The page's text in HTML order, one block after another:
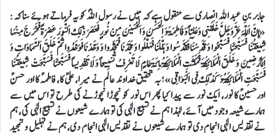
جابر بن عبد اللہ انصاری سے منقول ہے کہ میں نے رسول اللہؐ کو یہ فرماتے ہوئے سنا کہ:
«إِنَّ اَللَّهَ عَزَّ وَ جَلَّ خَلَقَنِي وَ عَلِيّاً وَ فَاطِمَةَ وَ اَلْحَسَنَ وَ اَلْحُسَيْنَ مِنْ نُورٍ فَعَصَرَ ذَلِكَ اَلنُّورَ عَصْرَةً فَخَرَجَ مِنْهَا
شِيعَتُنَا فَسَبَّحْنَا فَسَبَّحُوا وَ قَدَّسْنَا فَقَدَّسُوا وَ هَلَّلْنَا فَهَلَّلُوا وَ مَجَّدْنَا فَمَجَّدُوا وَ وَحَّدْنَا فَوَحَّدُوا ثُمَّ خَلَقَ اَلسَّمَاوَاتِ وَ
اَلْأَرَضِينَ وَ خَلَقَ اَلْمَلاَئِكَةَ فَمَكَثَتِ اَلْمَلاَئِكَةُ مِائَةَ عَامٍ لاَ تَعْرِفُ تَسْبِيحاً وَ لاَ تَقْدِيساً فَسَبَّحْنَا فَسَبَّحَتْ شِيعَتُنَا
فَسَبَّحَتِ اَلْمَلاَئِكَةُ وَ كَذَلِكَ فِي اَلْبَوَاقِي»؛ بہ تحقیق خداوند عالم نے میرا، علیؑ کا، فاطمہؑ کا اور حسنؑ
اورحسینؑ کا نور، ایک نور سے پیدا کیا پھر اس نور کو نچوڑا نچوڑنے کی طرح تو اس میں سے
ہمارے شیعہ وجود میں آئے، لہذا ہم نے تسبیح الٰہی کی تو ہمارے شیعوں نے تسبیح الٰہی کی، ہم
نے تقدیس الٰہی انجام دی تو ہمارے شیعوں نے تقدیس الٰہی انجام دی، ہم نے تہلیل و تمجید